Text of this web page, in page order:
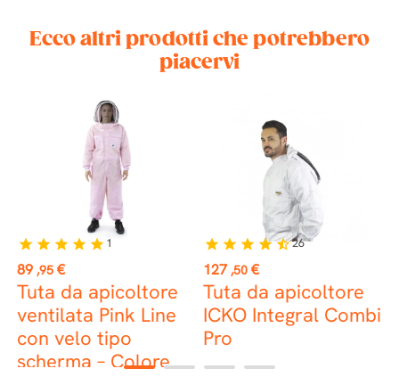
Ecco altri prodotti che potrebbero
piacervi
Prezzo
89 ,95 €
Tuta da apicoltore
ventilata Pink Line
con velo tipo
scherma – Colore
star star star star star 1
Prezzo
127 ,50 €
Tuta da apicoltore
ICKO Integral Combi
Pro
star star star starstar_half26
1 2 3 4